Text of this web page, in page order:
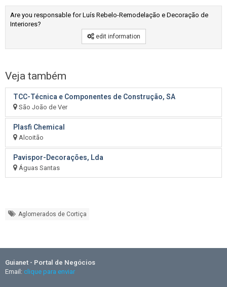
Are you responsable for Luís Rebelo-Remodelação e Decoração de
Interiores?
edit information
Veja também
TCC-Técnica e Componentes de Construção, SA
São João de Ver
Plasfi Chemical
Alcoitão
Pavispor-Decorações, Lda
Águas Santas
Aglomerados de Cortiça
Guianet - Portal de Negócios
Email: clique para enviar